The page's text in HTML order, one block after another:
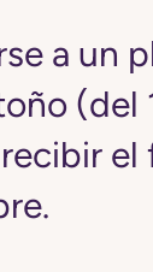
a un
(del